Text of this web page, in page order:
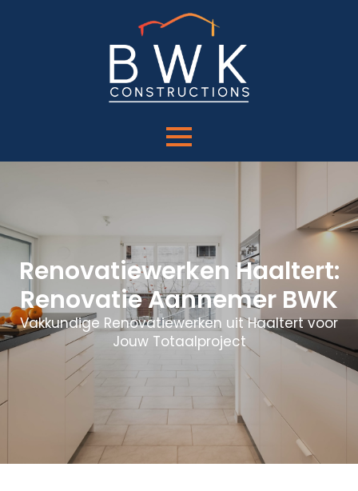
Renovatiewerken Haaltert:
Renovatie Aannemer BWK
Vakkundige Renovatiewerken uit Haaltert voor
Jouw Totaalproject